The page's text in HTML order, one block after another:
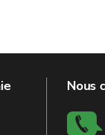
Nous